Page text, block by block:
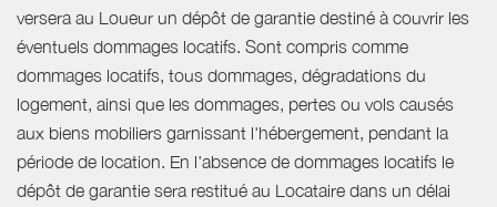
versera au Loueur un dépôt de garantie destiné à couvrir les
éventuels dommages locatifs. Sont compris comme
dommages locatifs, tous dommages, dégradations du
logement, ainsi que les dommages, pertes ou vols causés
aux biens mobiliers garnissant l'hébergement, pendant la
période de location. En l'absence de dommages locatifs le
dépôt de garantie sera restitué au Locataire dans un délai